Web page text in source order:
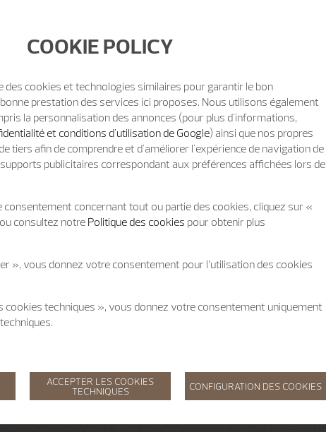
COOKIE POLICY
des cookies et technologies similaires pour garantir le bon
prestation des services ici proposes. Nous utilisons également
la personnalisation des annonces (pour plus d'informations,
et conditions d'utilisation de Google) ainsi que nos propres
tiers afin de comprendre et d'améliorer l'expérience de navigation de
publicitaires correspondant aux préférences affichées lors de
concernant tout ou partie des cookies, cliquez sur «
consultez notrePolitique des cookies pour obtenir plus
», vous donnez votre consentement pour l’utilisation des cookies
cookies techniques », vous donnez votre consentement uniquement
ACCEPTER LES COOKIES
TECHNIQUES CONFIGURATION DES COOKIES